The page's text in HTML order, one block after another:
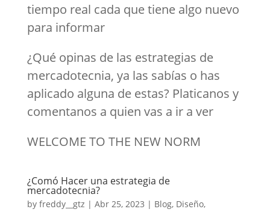
tiempo real cada que tiene algo nuevo
para informar
¿Qué opinas de las estrategias de
mercadotecnia, ya las sabías o has
aplicado alguna de estas? Platicanos y
comentanos a quien vas a ir a ver
WELCOME TO THE NEW NORM
¿Comó Hacer una estrategia de
mercadotecnia?
by freddy__gtz | Abr 25, 2023 | Blog, Diseño,